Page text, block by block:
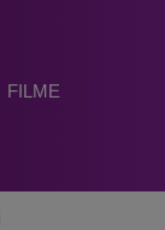
FILME